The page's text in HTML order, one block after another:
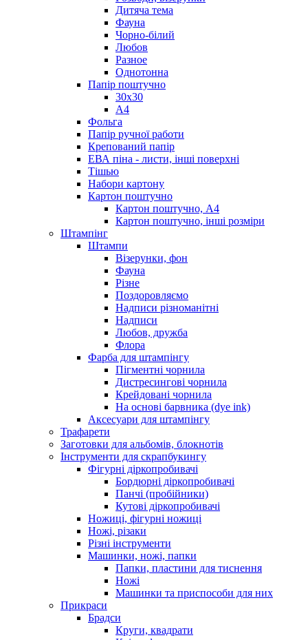
Дитяча тема
Фауна
Чорно-білий
Любов
Разное
Однотонна
Папір поштучно
30х30
А4
Фольга
Папір ручної работи
Крепований папір
ЕВА піна - листи, інші поверхні
Тішью
Набори картону
Картон поштучно
Картон поштучно, А4
Картон поштучно, інші розміри
Штампінг
Штампи
Візерунки, фон
Фауна
Різне
Поздоровляємо
Надписи різноманітні
Надписи
Любов, дружба
Флора
Фарба для штампінгу
Пігментні чорнила
Дистресингові чорнила
Крейдовані чорнила
На основі барвника (dye ink)
Аксесуари для штампінгу
Трафарети
Заготовки для альбомів, блокнотів
Інструменти для скрапбукингу
Фігурні діркопробивачі
Бордюрні діркопробивачі
Панчі (пробійники)
Кутові діркопробивачі
Ножиці, фігурні ножиці
Ножі, різаки
Різні інструменти
Машинки, ножі, папки
Папки, пластини для тиснення
Ножі
Машинки та приспособи для них
Прикраси
Брадси
Круги, квадрати